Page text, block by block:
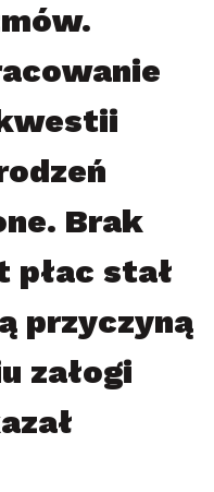
Brak
płac stał
przyczyną
załogi